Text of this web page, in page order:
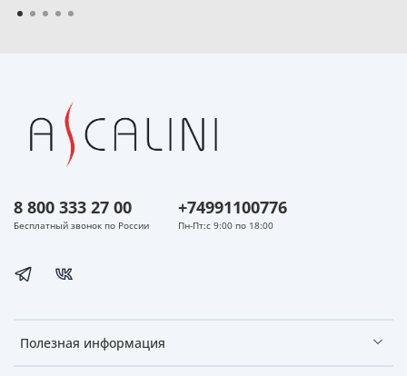
Полезная информация
8 800 333 27 00
Бесплатный звонок по России
+74991100776
Пн-Пт:с 9:00 по 18:00